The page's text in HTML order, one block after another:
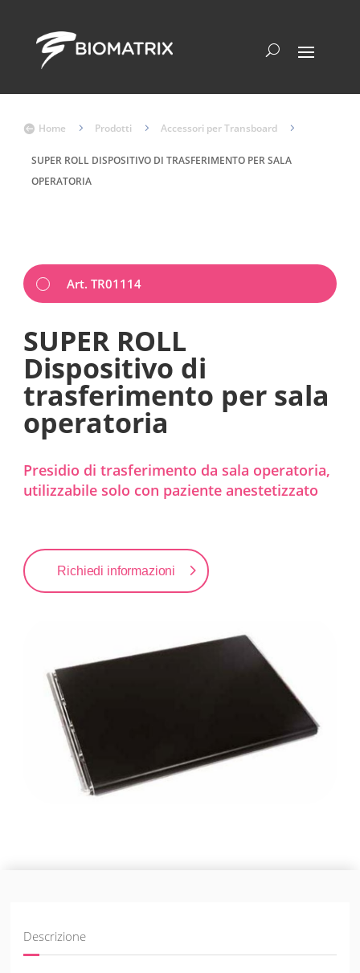
 Home 5 Prodotti 5 Accessori per Transboard 5
SUPER ROLL DISPOSITIVO DI TRASFERIMENTO PER SALA
OPERATORIA
Art. TR01114
SUPER ROLL
Dispositivo di
trasferimento per sala
operatoria
Presidio di trasferimento da sala operatoria,
utilizzabile solo con paziente anestetizzato
Richiedi informazioni
Descrizione